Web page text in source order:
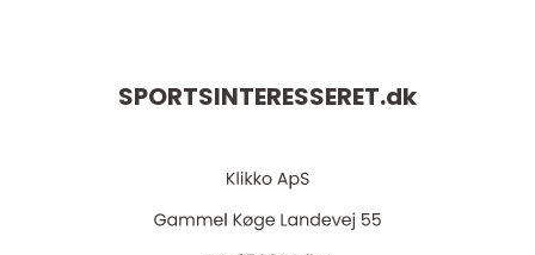
SPORTSINTERESSERET.dk